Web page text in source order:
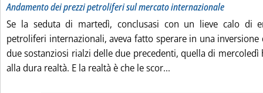
Andamento dei prezzi petroliferi sul mercato internazionale
Se la seduta di martedì, conclusasi con un lieve calo di
petroliferi internazionali, aveva fatto sperare in una
due sostanziosi rialzi delle due precedenti, quella di
alla dura realtà. E la realtà è che le scor...